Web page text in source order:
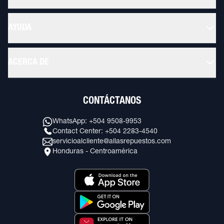
CONTÁCTANOS
WhatsApp: +504 9508-9953
Contact Center: +504 2283-4540
servicioalcliente@allasrepuestos.com
Honduras - Centroamérica